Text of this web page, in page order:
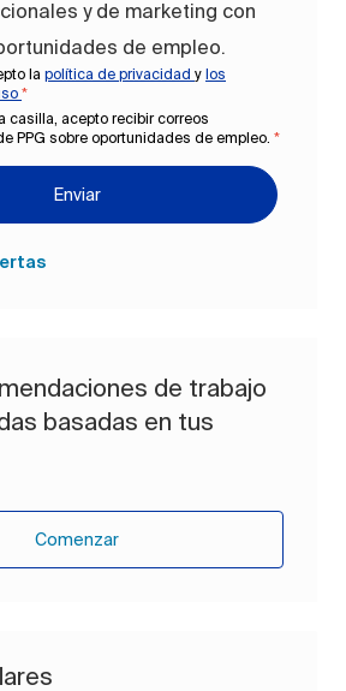
y de marketing con
de empleo.
la política de privacidad y los
*
casilla, acepto recibir correos
PPG sobre oportunidades de empleo. *
Enviar
de trabajo
basadas en tus
Comenzar